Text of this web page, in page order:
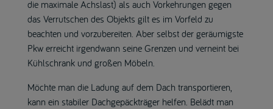
die maximale Achslast) als auch Vorkehrungen gegen
das Verrutschen des Objekts gilt es im Vorfeld zu
beachten und vorzubereiten. Aber selbst der geräumigste
Pkw erreicht irgendwann seine Grenzen und verneint bei
Kühlschrank und großen Möbeln.
Möchte man die Ladung auf dem Dach transportieren,
kann ein stabiler Dachgepäckträger helfen. Belädt man